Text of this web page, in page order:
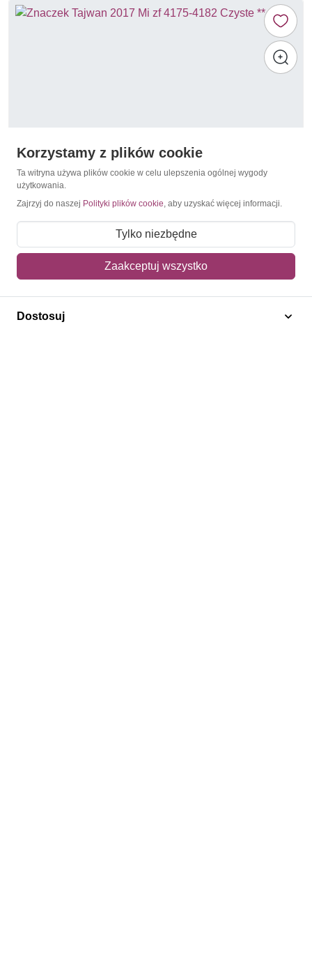
Tajwan 2017 Mi zf 4175-4182 Czyste **
30,00 zł
Dodaj do koszyka
Korzystamy z plików cookie
Ta witryna używa plików cookie w celu ulepszenia ogólnej wygody
użytkowania.
Zajrzyj do naszej Polityki plików cookie, aby uzyskać więcej informacji.
Tylko niezbędne
Zaakceptuj wszystko
Dostosuj